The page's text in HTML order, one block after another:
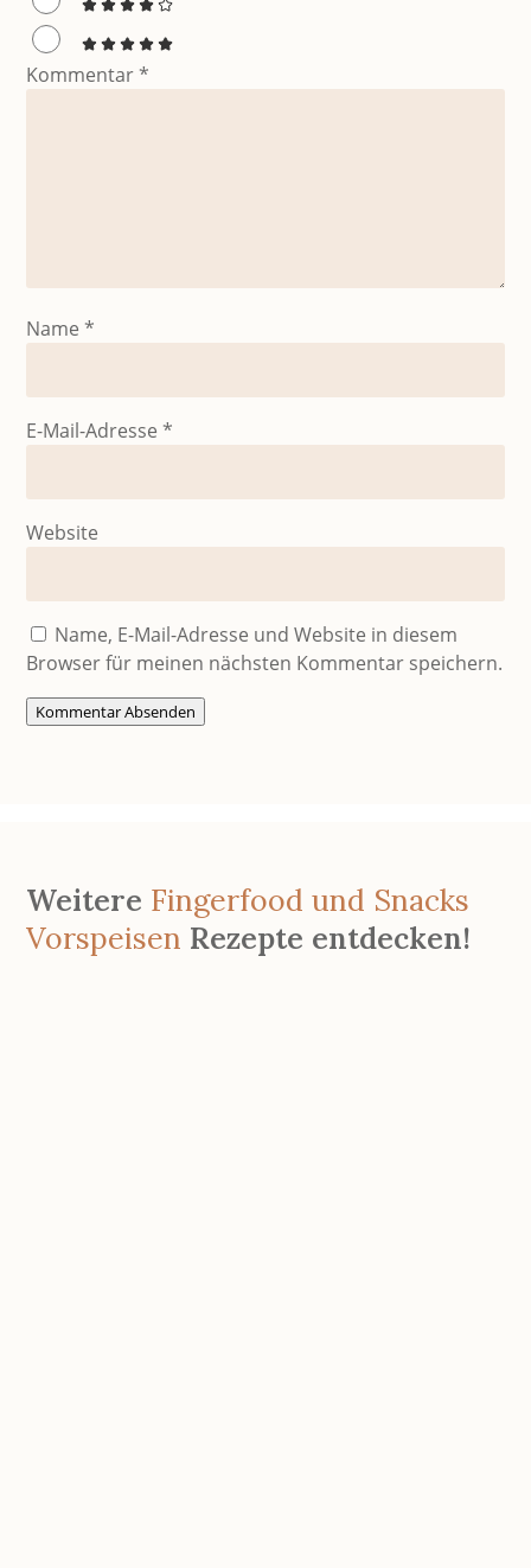
Kommentar*
Name*
E-Mail-Adresse*
Website
Name, E-Mail-Adresse und Website in diesem
Browser für meinen nächsten Kommentar speichern.
Kommentar Absenden
Weitere Fingerfood und Snacks
Vorspeisen Rezepte entdecken!